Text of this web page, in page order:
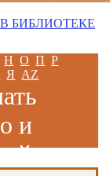
БИБЛИОТЕКЕ
Н О П Р
Я AZ
и